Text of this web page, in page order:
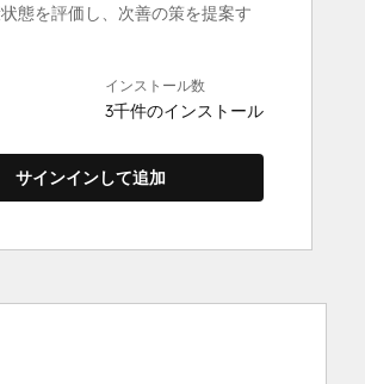
態を評価し、次善の策を提案す
インストール数
3千件のインストール
サインインして追加